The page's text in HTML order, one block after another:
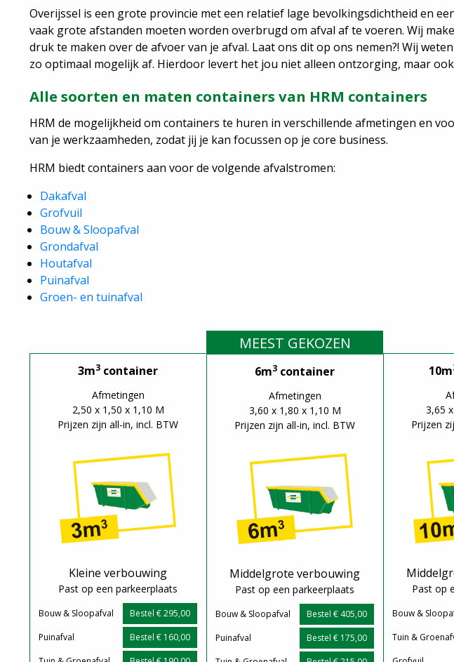
Overijssel is een grote provincie met een relatief lage bevolkingsdichtheid en
vaak grote afstanden moeten worden overbrugd om afval af te voeren. Wij
druk te maken over de afvoer van je afval. Laat ons dit op ons nemen?! Wij
zo optimaal mogelijk af. Hierdoor levert het jou niet alleen ontzorging, maar
Alle soorten en maten containers van HRM containers
HRM de mogelijkheid om containers te huren in verschillende afmetingen en
van je werkzaamheden, zodat jij je kan focussen op je core business.
HRM biedt containers aan voor de volgende afvalstromen:
Dakafval
Grofvuil
Bouw & Sloopafval
Grondafval
Houtafval
Puinafval
Groen- en tuinafval
3m3 container
Afmetingen
2,50 x 1,50 x 1,10 M
Prijzen zijn all-in, incl. BTW
Kleine verbouwing
Past op een parkeerplaats
Bouw & Sloopafval
Bestel € 295,00
Puinafval
Bestel € 160,00
MEEST GEKOZEN
6m3 container
Afmetingen
3,60 x 1,80 x 1,10 M
Prijzen zijn all-in, incl. BTW
Middelgrote verbouwing
Past op een parkeerplaats
Bouw & Sloopafval
Bestel € 405,00
Puinafval
Bestel € 175,00
10m
3,65
Prijzen
Past op
Bouw &
Tuin &